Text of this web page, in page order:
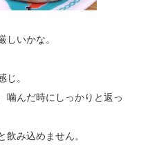
いかな。
じ。
噛んだ時にしっかりと返っ
み込めません。